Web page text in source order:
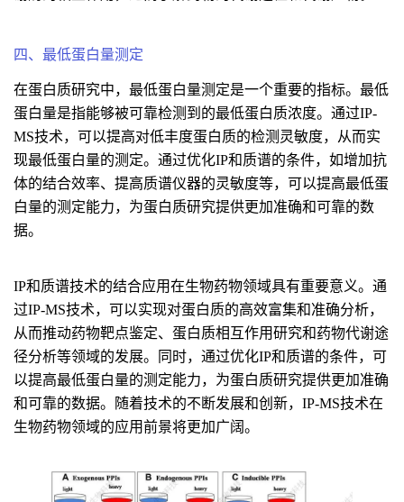
四、最低蛋白量测定
在蛋白质研究中，最低蛋白量测定是一个重要的指标。最低
蛋白量是指能够被可靠检测到的最低蛋白质浓度。通过IP-
MS技术，可以提高对低丰度蛋白质的检测灵敏度，从而实
现最低蛋白量的测定。通过优化IP和质谱的条件，如增加抗
体的结合效率、提高质谱仪器的灵敏度等，可以提高最低蛋
白量的测定能力，为蛋白质研究提供更加准确和可靠的数
据。
IP和质谱技术的结合应用在生物药物领域具有重要意义。通
过IP-MS技术，可以实现对蛋白质的高效富集和准确分析，
从而推动药物靶点鉴定、蛋白质相互作用研究和药物代谢途
径分析等领域的发展。同时，通过优化IP和质谱的条件，可
以提高最低蛋白量的测定能力，为蛋白质研究提供更加准确
和可靠的数据。随着技术的不断发展和创新，IP-MS技术在
生物药物领域的应用前景将更加广阔。